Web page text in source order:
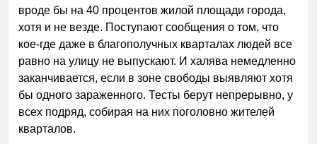
вроде бы на 40 процентов жилой площади города,
хотя и не везде. Поступают сообщения о том, что
кое-где даже в благополучных кварталах людей все
равно на улицу не выпускают. И халява немедленно
заканчивается, если в зоне свободы выявляют хотя
бы одного зараженного. Тесты берут непрерывно, у
всех подряд, собирая на них поголовно жителей
кварталов.